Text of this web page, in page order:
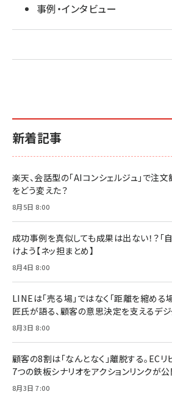
事例・インタビュー
新着記事
楽天、会話型の「AIコンシェルジュ」で注
をどう変えた？
8月5日 8:00
成功事例を真似しても成果は出ない！？「
けよう【ネッ担まとめ】
8月4日 8:00
LINEは「売る場」ではなく「距離を縮める
匠氏が語る、顧客の意思決定を支えるデ
8月3日 8:00
顧客の8割は「なんとなく」離脱する。EC
7つの鉄板シナリオをアクションリンクが
8月3日 7:00